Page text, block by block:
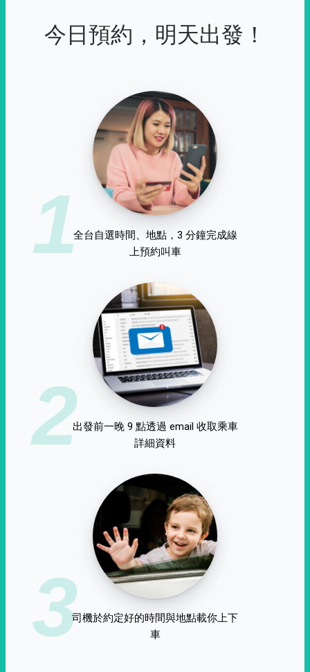
今日預約，明天出發！
1全台自選時間、地點，3 分鐘完成線
上預約叫車
2出發前一晚 9 點透過 email 收取乘車
詳細資料
3司機於約定好的時間與地點載你上下
車